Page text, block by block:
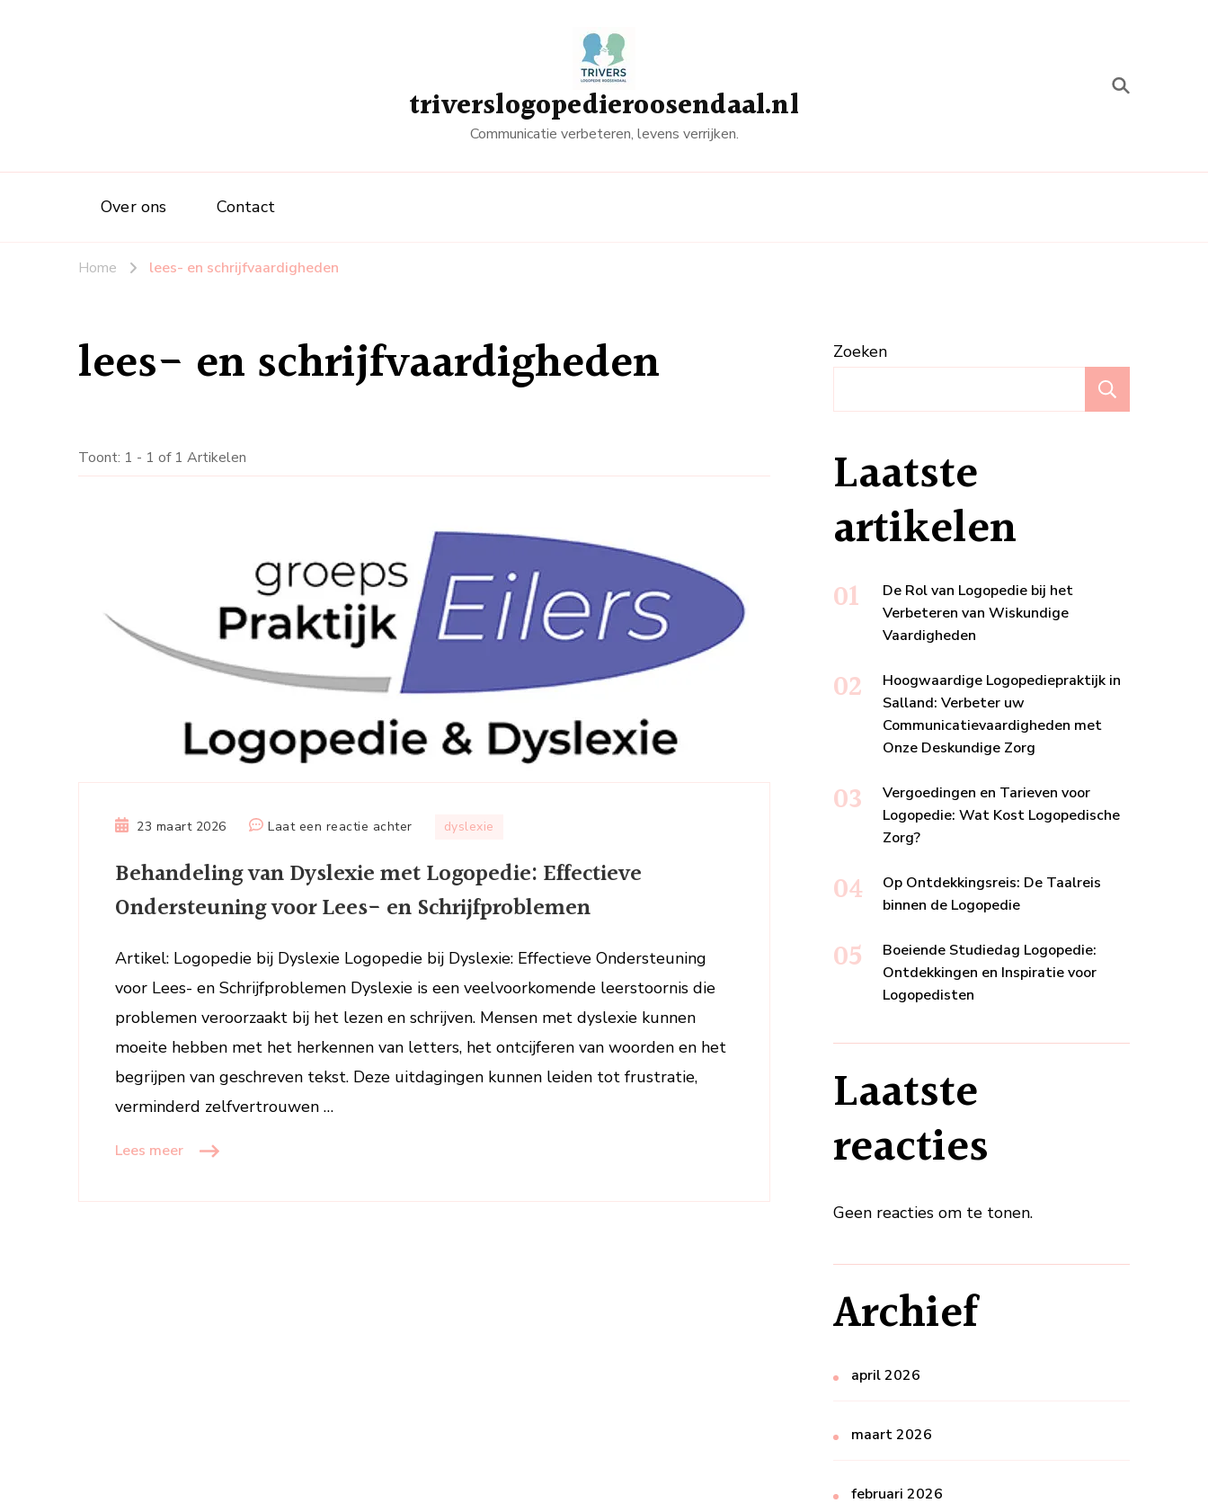
triverslogopedieroosendaal.nl
Communicatie verbeteren, levens verrijken.
Over ons Contact
Home lees- en schrijfvaardigheden
lees- en schrijfvaardigheden
Toont: 1 - 1 of 1 Artikelen
23 maart 2026 Laat een reactie achterop
van
Dyslexie
met
Effectieve
Ondersteuning
voor
Schrijfproblemen
dyslexie
Behandeling van Dyslexie met Logopedie: Effectieve
Ondersteuning voor Lees- en Schrijfproblemen
Artikel: Logopedie bij Dyslexie Logopedie bij Dyslexie: Effectieve Ondersteuning
voor Lees- en Schrijfproblemen Dyslexie is een veelvoorkomende leerstoornis die
problemen veroorzaakt bij het lezen en schrijven. Mensen met dyslexie kunnen
moeite hebben met het herkennen van letters, het ontcijferen van woorden en het
begrijpen van geschreven tekst. Deze uitdagingen kunnen leiden tot frustratie,
verminderd zelfvertrouwen …
Lees meer
Zoeken
Laatste
artikelen
De Rol van Logopedie bij het
Verbeteren van Wiskundige
Vaardigheden
Hoogwaardige Logopediepraktijk in
Salland: Verbeter uw
Communicatievaardigheden met
Onze Deskundige Zorg
Vergoedingen en Tarieven voor
Logopedie: Wat Kost Logopedische
Zorg?
Op Ontdekkingsreis: De Taalreis
binnen de Logopedie
Boeiende Studiedag Logopedie:
Ontdekkingen en Inspiratie voor
Logopedisten
Laatste
reacties
Geen reacties om te tonen.
Archief
april 2026
maart 2026
februari 2026